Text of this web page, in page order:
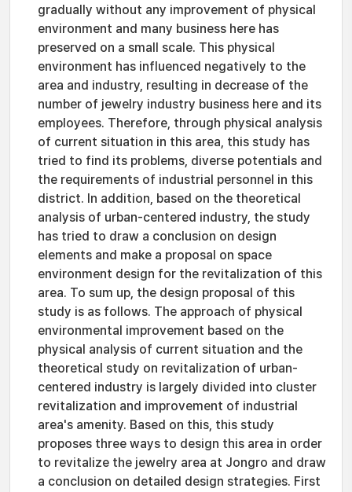
gradually without any improvement of physical
environment and many business here has
preserved on a small scale. This physical
environment has influenced negatively to the
area and industry, resulting in decrease of the
number of jewelry industry business here and its
employees. Therefore, through physical analysis
of current situation in this area, this study has
tried to find its problems, diverse potentials and
the requirements of industrial personnel in this
district. In addition, based on the theoretical
analysis of urban-centered industry, the study
has tried to draw a conclusion on design
elements and make a proposal on space
environment design for the revitalization of this
area. To sum up, the design proposal of this
study is as follows. The approach of physical
environmental improvement based on the
physical analysis of current situation and the
theoretical study on revitalization of urban-
centered industry is largely divided into cluster
revitalization and improvement of industrial
area's amenity. Based on this, this study
proposes three ways to design this area in order
to revitalize the jewelry area at Jongro and draw
a conclusion on detailed design strategies. First